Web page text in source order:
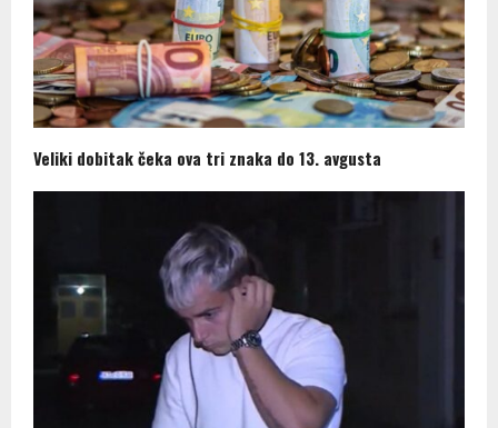
Veliki dobitak čeka ova tri znaka do 13. avgusta